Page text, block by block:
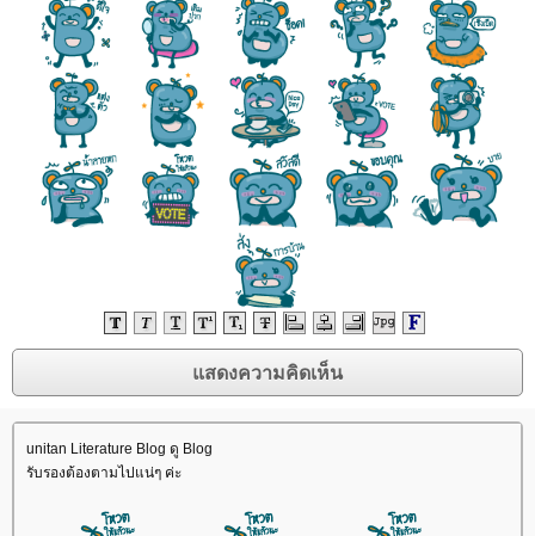
unitan Literature Blog ดู Blog
รับรองต้องตามไปแน่ๆ ค่ะ